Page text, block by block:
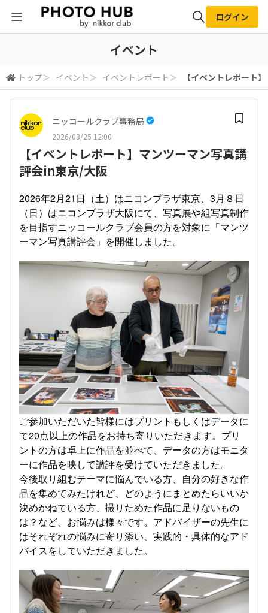
検索
ログイン
イベント
トップ＞ イベント ＞ イベントレポート ＞ 【イベントレポート
ニッコールクラブ事務局
2026/03/25 12:00
【イベントレポート】マンツーマン写真講
評会in東京/大阪
2026年2月21日（土）はニコンプラザ東京、3月８日
（日）はニコンプラザ大阪にて、写真展や組写真制作
を目指すニッコールクラブ会員の方を対象に「マンツ
ーマン写真講評会」を開催しました。
ご参加いただいた皆様にはプリントもしくはデータに
て20点以上の作品をお持ち寄りいただきます。プリ
ントの方は卓上に作品を並べて、データの方はモニタ
ーに作品を映して講評を受けていただきました。
今後取り組むテーマに悩んでいる方、自分の好きな作
品を集めてみたけれど、どのようにまとめたらいいか
決めかねている方、撮りためた作品に足りないもの
は？など、お悩みは様々です。アドバイザーの先生に
はそれぞれの悩みに寄り添い、実践的・具体的なアド
バイスをしていただきました。